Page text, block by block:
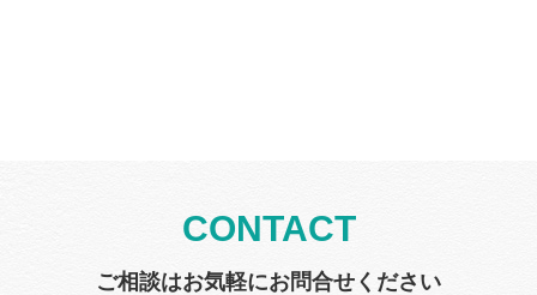
CONTACT
ご相談はお気軽にお問合せください